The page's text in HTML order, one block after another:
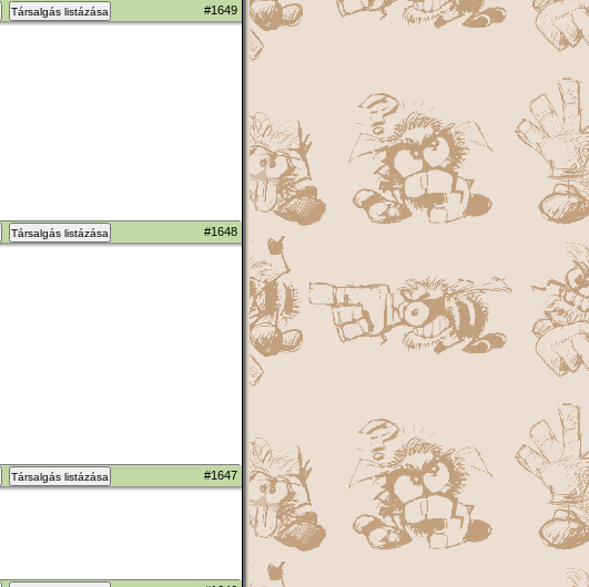
Társalgás listázása #1649
Társalgás listázása #1648
Társalgás listázása #1647